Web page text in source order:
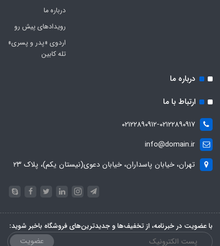
درباره ما
رویدادهای پیش رو
اردوی «پدر و پسری»
تله کابین
درباره ما
ارتباط با ما
۰۲۱۲۲۸۹۰۹۱۲-۰۲۱۲۲۸۹۰۹۱۷
info@domain.ir
تهران، خیابان پاسداران، خیابان دعوی(نیستان یکم)، پلاک ۲۳
با عضویت در خبرنامه، از تخفیف‌ها و جدیدترین‌های فروشگاه باخبر شوید:
عضویت